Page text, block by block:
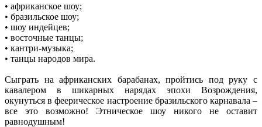
• африканское шоу;
• бразильское шоу;
• шоу индейцев;
• восточные танцы;
• кантри-музыка;
• танцы народов мира.
Сыграть на африканских барабанах, пройтись под руку с
кавалером в шикарных нарядах эпохи Возрождения,
окунуться в феерическое настроение бразильского карнавала –
все это возможно! Этническое шоу никого не оставит
равнодушным!